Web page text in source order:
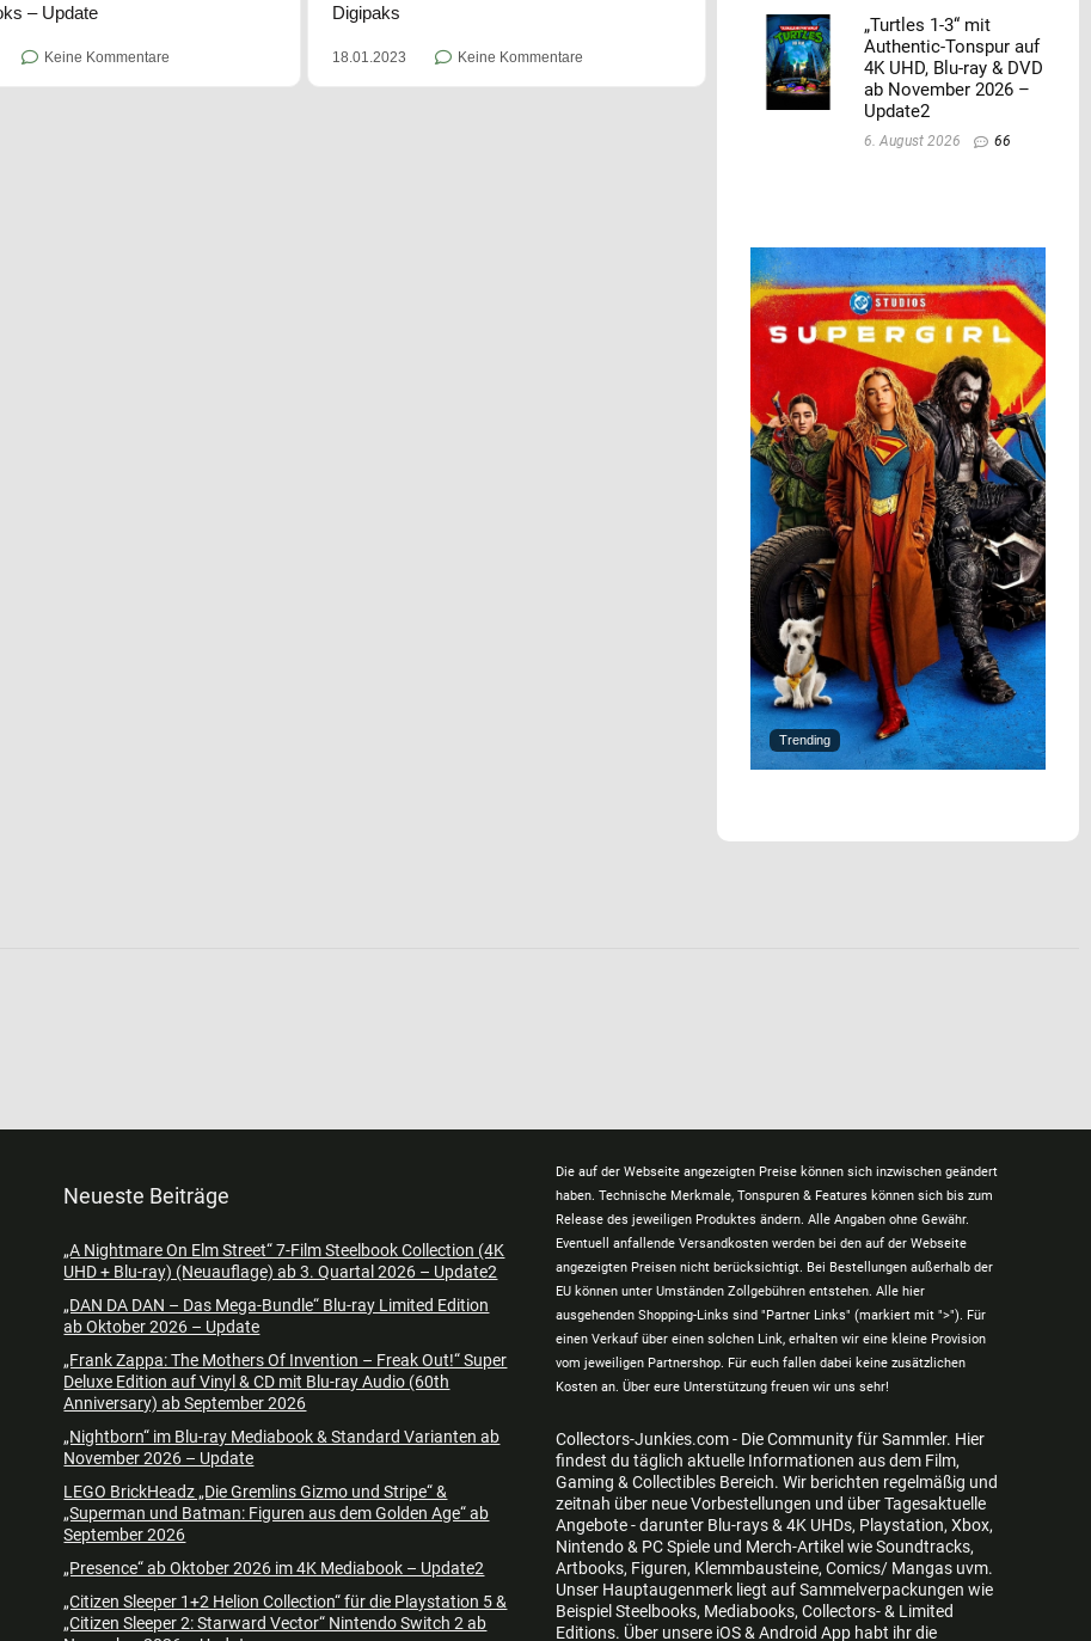
– Update
Keine Kommentare
Digipaks
18.01.2023 Keine Kommentare
„Turtles 1-3“ mit
Authentic-Tonspur auf
4K UHD, Blu-ray & DVD
ab November 2026 –
Update2
6. August 2026 66
Trending
Neueste Beiträge
„A Nightmare On Elm Street“ 7-Film Steelbook Collection (4K
UHD + Blu-ray) (Neuauflage) ab 3. Quartal 2026 – Update2
„DAN DA DAN – Das Mega-Bundle“ Blu-ray Limited Edition
ab Oktober 2026 – Update
„Frank Zappa: The Mothers Of Invention – Freak Out!“ Super
Deluxe Edition auf Vinyl & CD mit Blu-ray Audio (60th
Anniversary) ab September 2026
„Nightborn“ im Blu-ray Mediabook & Standard Varianten ab
November 2026 – Update
LEGO BrickHeadz „Die Gremlins Gizmo und Stripe“ &
„Superman und Batman: Figuren aus dem Golden Age“ ab
September 2026
„Presence“ ab Oktober 2026 im 4K Mediabook – Update2
„Citizen Sleeper 1+2 Helion Collection“ für die Playstation 5 &
„Citizen Sleeper 2: Starward Vector“ Nintendo Switch 2 ab
Die auf der Webseite angezeigten Preise können sich inzwischen geändert
haben. Technische Merkmale, Tonspuren & Features können sich bis zum
Release des jeweiligen Produktes ändern. Alle Angaben ohne Gewähr.
Eventuell anfallende Versandkosten werden bei den auf der Webseite
angezeigten Preisen nicht berücksichtigt. Bei Bestellungen außerhalb der
EU können unter Umständen Zollgebühren entstehen. Alle hier
ausgehenden Shopping-Links sind "Partner Links" (markiert mit ">"). Für
einen Verkauf über einen solchen Link, erhalten wir eine kleine Provision
vom jeweiligen Partnershop. Für euch fallen dabei keine zusätzlichen
Kosten an. Über eure Unterstützung freuen wir uns sehr!
Collectors-Junkies.com - Die Community für Sammler. Hier
findest du täglich aktuelle Informationen aus dem Film,
Gaming & Collectibles Bereich. Wir berichten regelmäßig und
zeitnah über neue Vorbestellungen und über Tagesaktuelle
Angebote - darunter Blu-rays & 4K UHDs, Playstation, Xbox,
Nintendo & PC Spiele und Merch-Artikel wie Soundtracks,
Artbooks, Figuren, Klemmbausteine, Comics/ Mangas uvm.
Unser Hauptaugenmerk liegt auf Sammelverpackungen wie
Beispiel Steelbooks, Mediabooks, Collectors- & Limited
Editions. Über unsere iOS & Android App habt ihr die